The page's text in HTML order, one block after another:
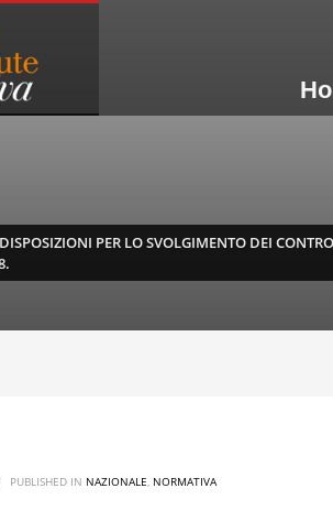
PER LO SVOLGIMENTO DEI
PUBLISHED IN NAZIONALE, NORMATIVA